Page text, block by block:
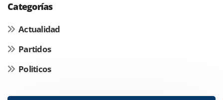
Categorías
Actualidad
Partidos
Politicos